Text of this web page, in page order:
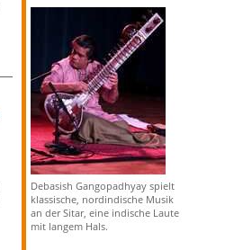
Debasish Gangopadhyay spielt
klassische, nordindische Musik
an der Sitar, eine indische Laute
mit langem Hals.